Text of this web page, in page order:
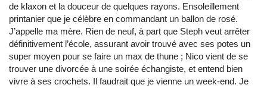
de klaxon et la douceur de quelques rayons. Ensoleillement
printanier que je célèbre en commandant un ballon de rosé.
J’appelle ma mère. Rien de neuf, à part que Steph veut arrêter
définitivement l’école, assurant avoir trouvé avec ses potes un
super moyen pour se faire un max de thune ; Nico vient de se
trouver une divorcée à une soirée échangiste, et entend bien
vivre à ses crochets. Il faudrait que je vienne un week-end. Je